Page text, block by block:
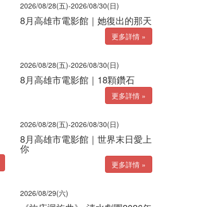
2026/08/28(五)-2026/08/30(日)
8月高雄市電影館｜她復出的那天
更多詳情 »
2026/08/28(五)-2026/08/30(日)
8月高雄市電影館｜18顆鑽石
更多詳情 »
2026/08/28(五)-2026/08/30(日)
8月高雄市電影館｜世界末日愛上
你
更多詳情 »
2026/08/29(六)